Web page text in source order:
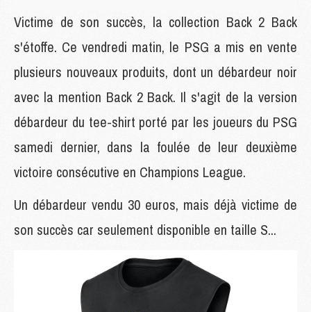
Victime de son succès, la collection Back 2 Back
s'étoffe. Ce vendredi matin, le PSG a mis en vente
plusieurs nouveaux produits, dont un débardeur noir
avec la mention Back 2 Back. Il s'agit de la version
débardeur du tee-shirt porté par les joueurs du PSG
samedi dernier, dans la foulée de leur deuxième
victoire consécutive en Champions League.
Un débardeur vendu 30 euros, mais déjà victime de
son succès car seulement disponible en taille S...